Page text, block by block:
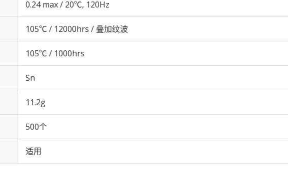
0.24 max / 20℃, 120Hz
105℃ / 12000hrs / 叠加纹波
105℃ / 1000hrs
Sn
11.2g
500个
适用